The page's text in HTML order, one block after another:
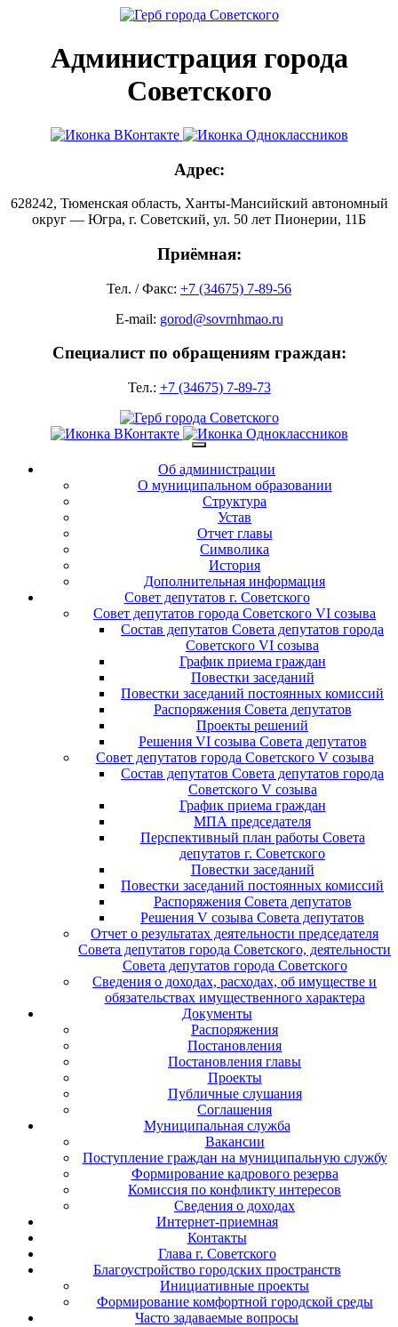
Администрация города
Советского
Адрес:
628242, Тюменская область, Ханты-Мансийский автономный
округ — Югра, г. Советский, ул. 50 лет Пионерии, 11Б
Приёмная:
Тел. / Факс: +7 (34675) 7-89-56
E-mail: gorod@sovrnhmao.ru
Специалист по обращениям граждан:
Тел.: +7 (34675) 7-89-73
Об администрации
О муниципальном образовании
Структура
Устав
Отчет главы
Символика
История
Дополнительная информация
Совет депутатов г. Советского
Совет депутатов города Советского VI созыва
Состав депутатов Совета депутатов города
Советского VI созыва
График приема граждан
Повестки заседаний
Повестки заседаний постоянных комиссий
Распоряжения Совета депутатов
Проекты решений
Решения VI созыва Совета депутатов
Совет депутатов города Советского V созыва
Состав депутатов Совета депутатов города
Советского V созыва
График приема граждан
МПА председателя
Перспективный план работы Совета
депутатов г. Советского
Повестки заседаний
Повестки заседаний постоянных комиссий
Распоряжения Совета депутатов
Решения V созыва Совета депутатов
Отчет о результатах деятельности председателя
Совета депутатов города Советского, деятельности
Совета депутатов города Советского
Сведения о доходах, расходах, об имуществе и
обязательствах имущественного характера
Документы
Распоряжения
Постановления
Постановления главы
Проекты
Публичные слушания
Соглашения
Муниципальная служба
Вакансии
Поступление граждан на муниципальную службу
Формирование кадрового резерва
Комиссия по конфликту интересов
Сведения о доходах
Интернет-приемная
Контакты
Глава г. Советского
Благоустройство городских пространств
Инициативные проекты
Формирование комфортной городской среды
Часто задаваемые вопросы